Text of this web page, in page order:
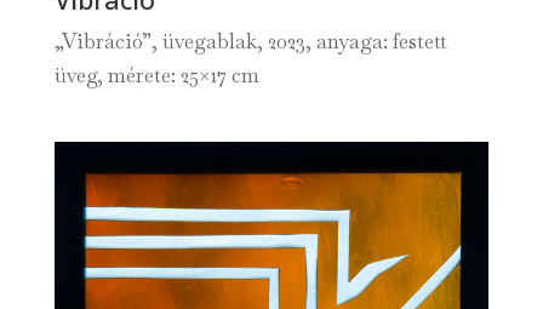
„Vibráció”, üvegablak, 2023, anyaga: festett
üveg, mérete: 25×17 cm